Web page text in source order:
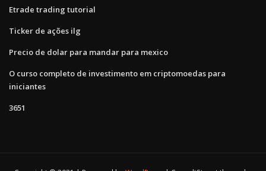
Etrade trading tutorial
Ticker de ações ilg
Precio de dolar para mandar para mexico
O curso completo de investimento em criptomoedas para
iniciantes
3651